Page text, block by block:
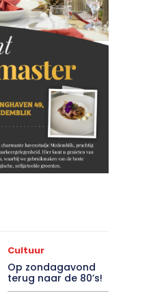
Cultuur
Op zondagavond
terug naar de 80’s!